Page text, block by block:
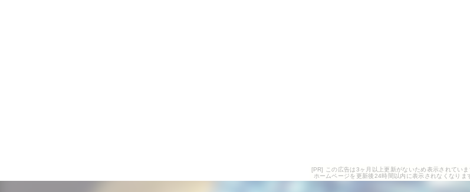
[PR] この広告は3ヶ月以上更新がないため表示されていま
ホームページを更新後24時間以内に表示されなくなりま